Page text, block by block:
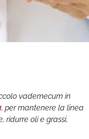
vademecum in
, per mantenere la linea
ridurre oli e grassi,